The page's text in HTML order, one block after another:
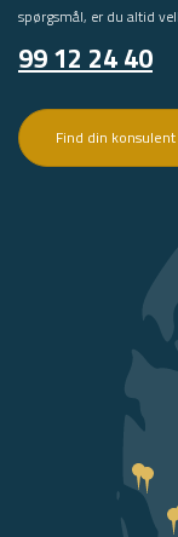
spørgsmål, er du altid
99 12 24 40
Find din konsulent